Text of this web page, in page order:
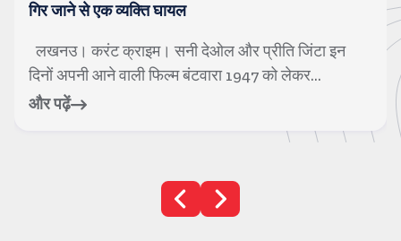
चल रही है खटपट
मुंबई। करंट क्राइम। 1990 के दशक के हीरो नंबर 1 कहे जाने
वाले एक्टर गोविंदा अब फिल्मों में भले...
और पढ़ें